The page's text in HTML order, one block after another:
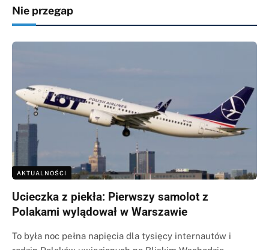
Nie przegap
AKTUALNOŚCI
Ucieczka z piekła: Pierwszy samolot z
Polakami wylądował w Warszawie
To była noc pełna napięcia dla tysięcy internautów i